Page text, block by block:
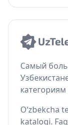
Самый
O‘zbekcha
katalogi.